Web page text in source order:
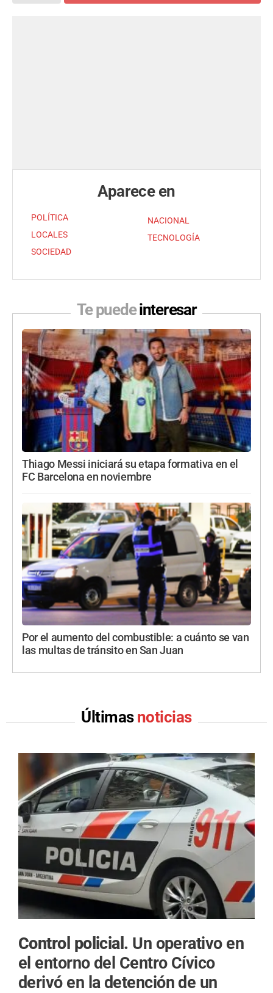
Aparece en
POLÍTICA
LOCALES
SOCIEDAD
NACIONAL
TECNOLOGÍA
Te puedeinteresar
Thiago Messi iniciará su etapa formativa en el
FC Barcelona en noviembre
Por el aumento del combustible: a cuánto se van
las multas de tránsito en San Juan
Últimas noticias
Control policial. Un operativo en
el entorno del Centro Cívico
derivó en la detención de un